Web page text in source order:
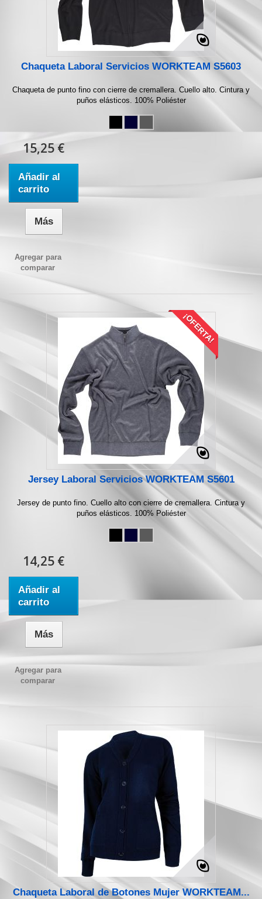
Chaqueta Laboral Servicios WORKTEAM S5603
Chaqueta de punto fino con cierre de cremallera. Cuello alto. Cintura y
puños elásticos. 100% Poliéster
15,25 €
Añadir al
carrito
Más
Agregar para
comparar
¡OFERTA!
Jersey Laboral Servicios WORKTEAM S5601
Jersey de punto fino. Cuello alto con cierre de cremallera. Cintura y
puños elásticos. 100% Poliéster
14,25 €
Añadir al
carrito
Más
Agregar para
comparar
Chaqueta Laboral de Botones Mujer WORKTEAM...